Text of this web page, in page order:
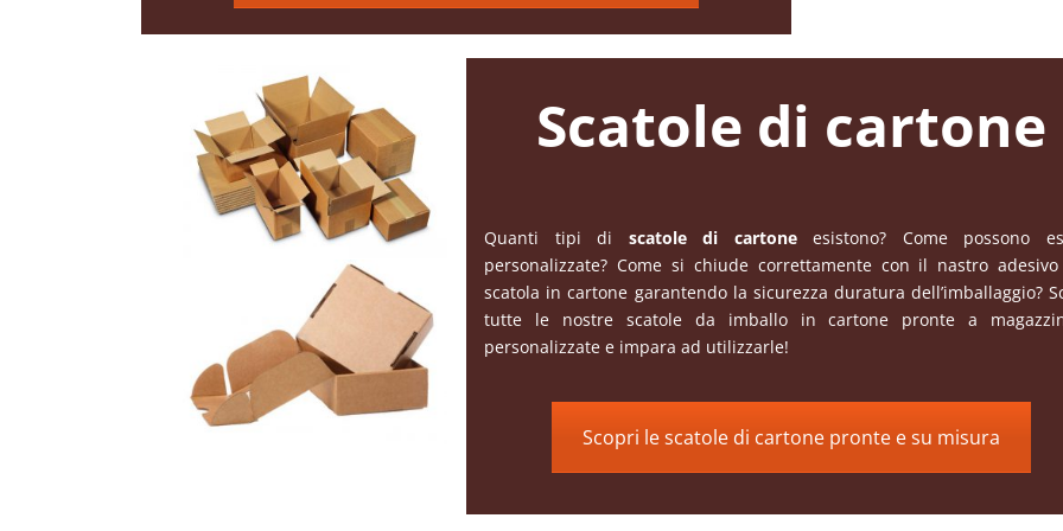
Scatole di cartone
Quanti tipi di scatole di cartoneesistono? Come possono
personalizzate? Come si chiude correttamente con il nastro
scatola in cartone garantendo la sicurezza duratura dell’imballaggio?
tutte le nostre scatole da imballo in cartone pronte a
personalizzate e impara ad utilizzarle!
Scopri le scatole di cartone pronte e su misura